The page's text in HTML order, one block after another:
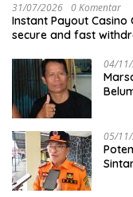
31/07/2026 0 Komentar
Instant Payout Casino
secure and fast
04/
05/